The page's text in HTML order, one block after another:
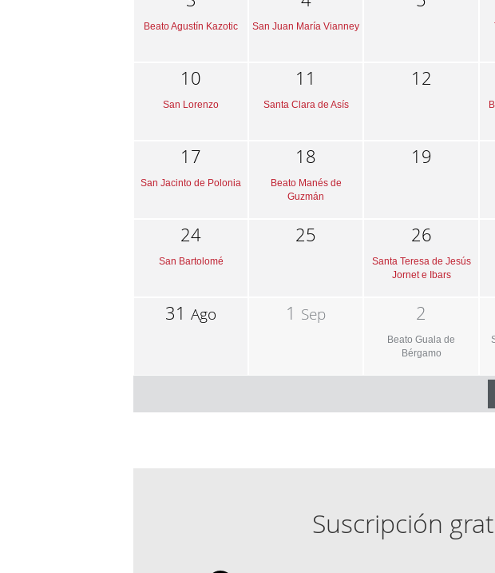
Beato Agustín Kazotic San Juan María Vianney
10
San Lorenzo
11
Santa Clara de Asís
12
17
San Jacinto de Polonia
18
Beato Manés de
Guzmán
19
24
San Bartolomé
25 26
Santa Teresa de Jesús
Jornet e Ibars
31Ago 1 Sep 2
Beato Guala de
Bérgamo
Suscripción